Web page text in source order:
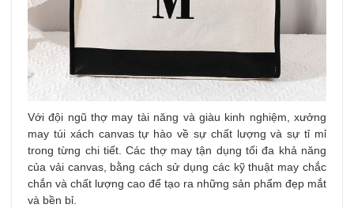
Với đội ngũ thợ may tài năng và giàu kinh nghiệm, xưởng
may túi xách canvas tự hào về sự chất lượng và sự tỉ mỉ
trong từng chi tiết. Các thợ may tận dụng tối đa khả năng
của vải canvas, bằng cách sử dụng các kỹ thuật may chắc
chắn và chất lượng cao để tạo ra những sản phẩm đẹp mắt
và bền bỉ.